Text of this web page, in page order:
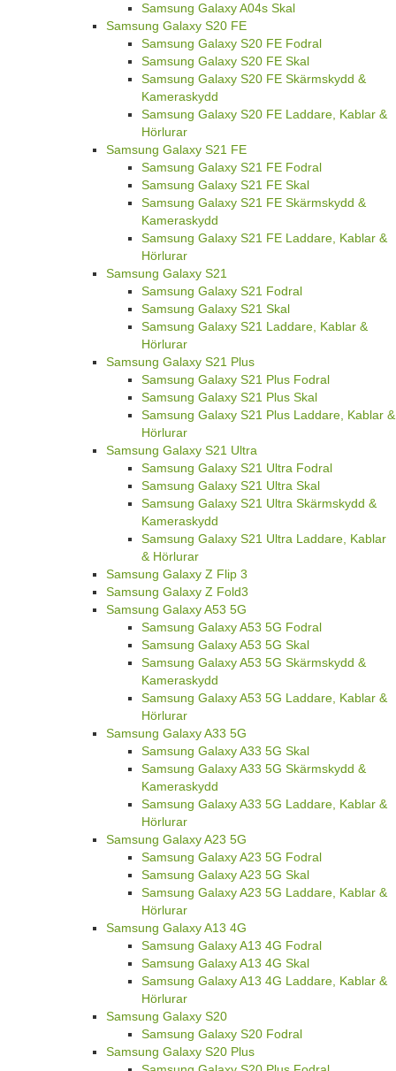
Samsung Galaxy A04s Skal
Samsung Galaxy S20 FE
Samsung Galaxy S20 FE Fodral
Samsung Galaxy S20 FE Skal
Samsung Galaxy S20 FE Skärmskydd &
Kameraskydd
Samsung Galaxy S20 FE Laddare, Kablar &
Hörlurar
Samsung Galaxy S21 FE
Samsung Galaxy S21 FE Fodral
Samsung Galaxy S21 FE Skal
Samsung Galaxy S21 FE Skärmskydd &
Kameraskydd
Samsung Galaxy S21 FE Laddare, Kablar &
Hörlurar
Samsung Galaxy S21
Samsung Galaxy S21 Fodral
Samsung Galaxy S21 Skal
Samsung Galaxy S21 Laddare, Kablar &
Hörlurar
Samsung Galaxy S21 Plus
Samsung Galaxy S21 Plus Fodral
Samsung Galaxy S21 Plus Skal
Samsung Galaxy S21 Plus Laddare, Kablar &
Hörlurar
Samsung Galaxy S21 Ultra
Samsung Galaxy S21 Ultra Fodral
Samsung Galaxy S21 Ultra Skal
Samsung Galaxy S21 Ultra Skärmskydd &
Kameraskydd
Samsung Galaxy S21 Ultra Laddare, Kablar
& Hörlurar
Samsung Galaxy Z Flip 3
Samsung Galaxy Z Fold3
Samsung Galaxy A53 5G
Samsung Galaxy A53 5G Fodral
Samsung Galaxy A53 5G Skal
Samsung Galaxy A53 5G Skärmskydd &
Kameraskydd
Samsung Galaxy A53 5G Laddare, Kablar &
Hörlurar
Samsung Galaxy A33 5G
Samsung Galaxy A33 5G Skal
Samsung Galaxy A33 5G Skärmskydd &
Kameraskydd
Samsung Galaxy A33 5G Laddare, Kablar &
Hörlurar
Samsung Galaxy A23 5G
Samsung Galaxy A23 5G Fodral
Samsung Galaxy A23 5G Skal
Samsung Galaxy A23 5G Laddare, Kablar &
Hörlurar
Samsung Galaxy A13 4G
Samsung Galaxy A13 4G Fodral
Samsung Galaxy A13 4G Skal
Samsung Galaxy A13 4G Laddare, Kablar &
Hörlurar
Samsung Galaxy S20
Samsung Galaxy S20 Fodral
Samsung Galaxy S20 Plus